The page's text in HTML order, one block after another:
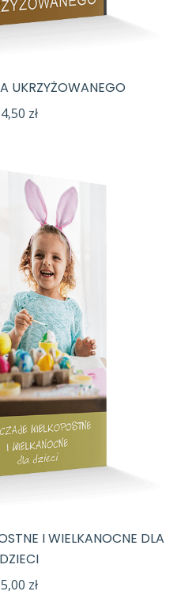
UKRZYŻOWANEGO
4,50 zł
I WIELKANOCNE DLA
DZIECI
5,00 zł